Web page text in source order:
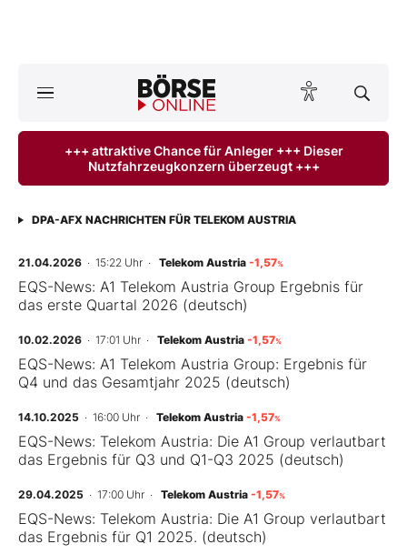
ktuelle Ausgabe BÖRSE ONLINE lesen
Anlageprodukte
Finanz-Check
Abo & Shop
BO-Musterdepots
Mein B:O
+++ attraktive Chance für Anleger +++ Dieser
Nutzfahrzeugkonzern überzeugt +++
DPA-AFX NACHRICHTEN FÜR TELEKOM AUSTRIA
21.04.2026 · 15:22 Uhr · Telekom Austria -1,57%
EQS-News: A1 Telekom Austria Group Ergebnis für
das erste Quartal 2026 (deutsch)
10.02.2026 · 17:01 Uhr · Telekom Austria -1,57%
EQS-News: A1 Telekom Austria Group: Ergebnis für
Q4 und das Gesamtjahr 2025 (deutsch)
14.10.2025 · 16:00 Uhr · Telekom Austria -1,57%
EQS-News: Telekom Austria: Die A1 Group verlautbart
das Ergebnis für Q3 und Q1-Q3 2025 (deutsch)
29.04.2025 · 17:00 Uhr · Telekom Austria -1,57%
EQS-News: Telekom Austria: Die A1 Group verlautbart
das Ergebnis für Q1 2025. (deutsch)